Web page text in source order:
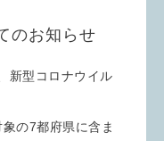
のお知らせ
新型コロナウイル
の7都府県に含ま